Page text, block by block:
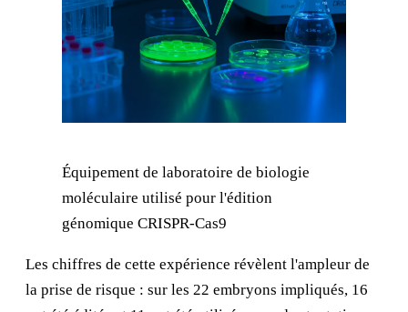
Équipement de laboratoire de biologie
moléculaire utilisé pour l'édition
génomique CRISPR-Cas9
Les chiffres de cette expérience révèlent l'ampleur de
la prise de risque : sur les 22 embryons impliqués, 16